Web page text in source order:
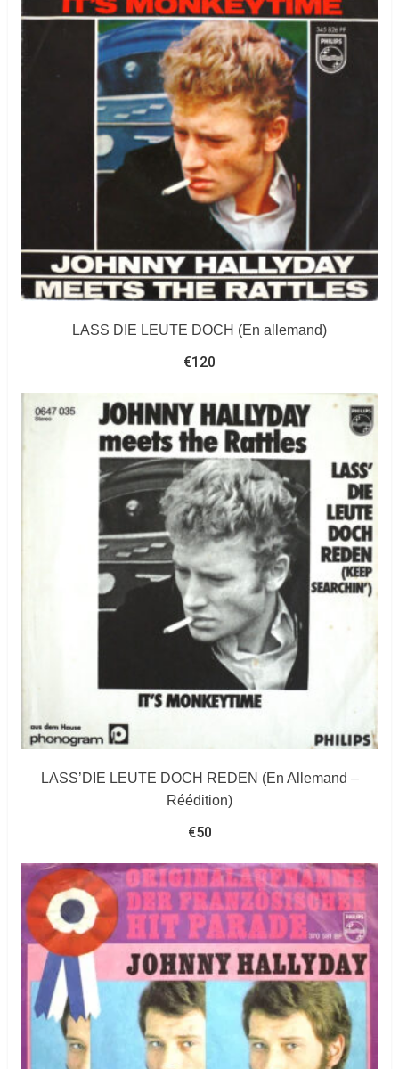
LASS DIE LEUTE DOCH (En allemand)
€120
LASS’DIE LEUTE DOCH REDEN (En Allemand –
Réédition)
€50